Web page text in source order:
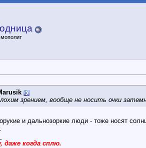
зрением, вообще не носить очки
и дальнозоркие люди - тоже носят
когда сплю.